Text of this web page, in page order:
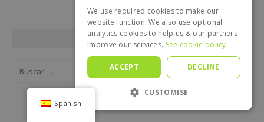
BUSCAR EN EL BLOG
Spanish
We use required cookies to make our
website function. We also use optional
analytics cookies to help us & our partners
improve our services. See cookie policy
ACCEPT DECLINE
CUSTOMISE